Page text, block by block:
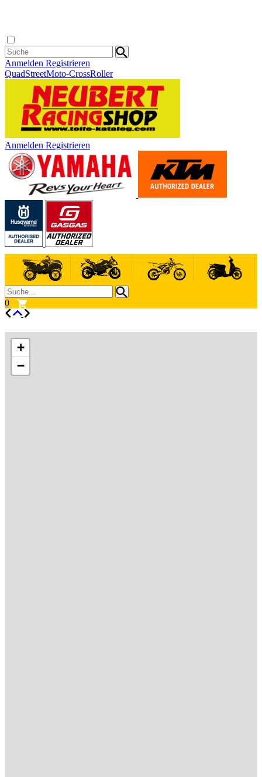
Anmelden Registrieren
QuadStreetMoto-CrossRoller
Anmelden Registrieren
0
+
−